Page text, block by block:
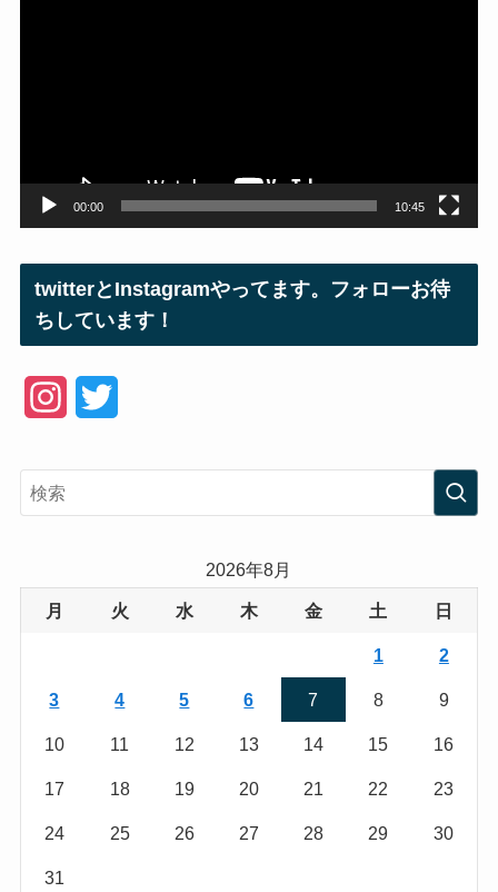
00:00 10:45
twitterとInstagramやってます。フォローお待
ちしています！
e
2026年8月
月 火 水 木 金 土 日
1 2
3 4 5 6 7 8 9
10 11 12 13 14 15 16
17 18 19 20 21 22 23
24 25 26 27 28 29 30
31